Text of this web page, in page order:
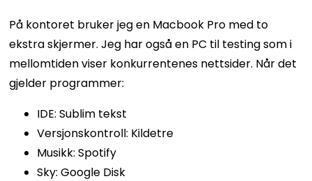
På kontoret bruker jeg en Macbook Pro med to
ekstra skjermer. Jeg har også en PC til testing som i
mellomtiden viser konkurrentenes nettsider. Når det
gjelder programmer:
IDE: Sublim tekst
Versjonskontroll: Kildetre
Musikk: Spotify
Sky: Google Disk